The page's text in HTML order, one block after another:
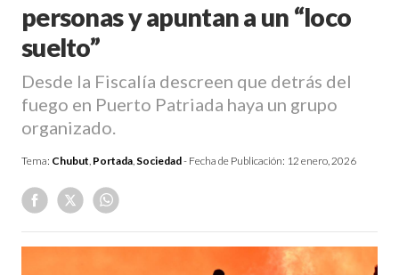
personas y apuntan a un “loco
suelto”
Desde la Fiscalía descreen que detrás del
fuego en Puerto Patriada haya un grupo
organizado.
Tema: Chubut, Portada, Sociedad- Fecha de Publicación: 12 enero, 2026